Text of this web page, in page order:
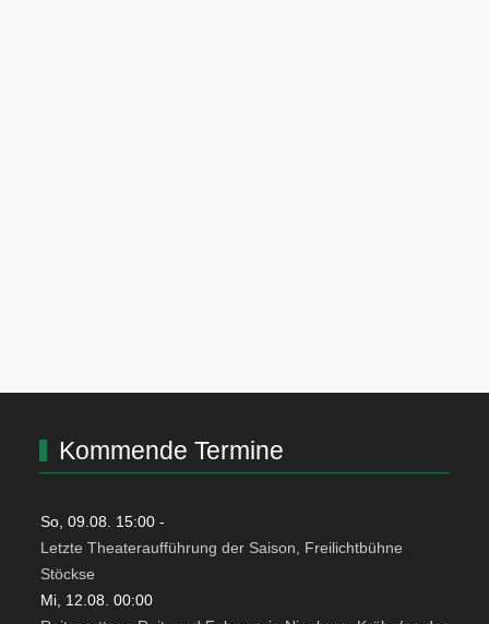
Kommende Termine
So, 09.08. 15:00-
Letzte Theateraufführung der Saison, Freilichtbühne
Stöckse
Mi, 12.08. 00:00